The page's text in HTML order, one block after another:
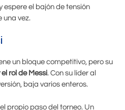
espere el bajón de tensión
una vez.
un bloque competitivo, pero su
rol de Messi. Con su líder al
baja varios enteros.
el propio paso del torneo. Un